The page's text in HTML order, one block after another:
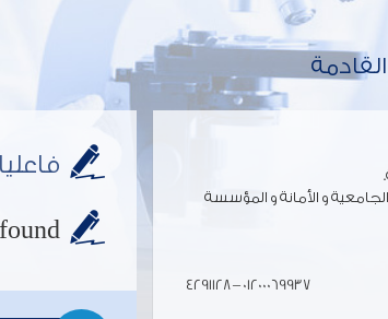
الجامعية و الأمانة و المؤسسة
4291128 – 01200069937